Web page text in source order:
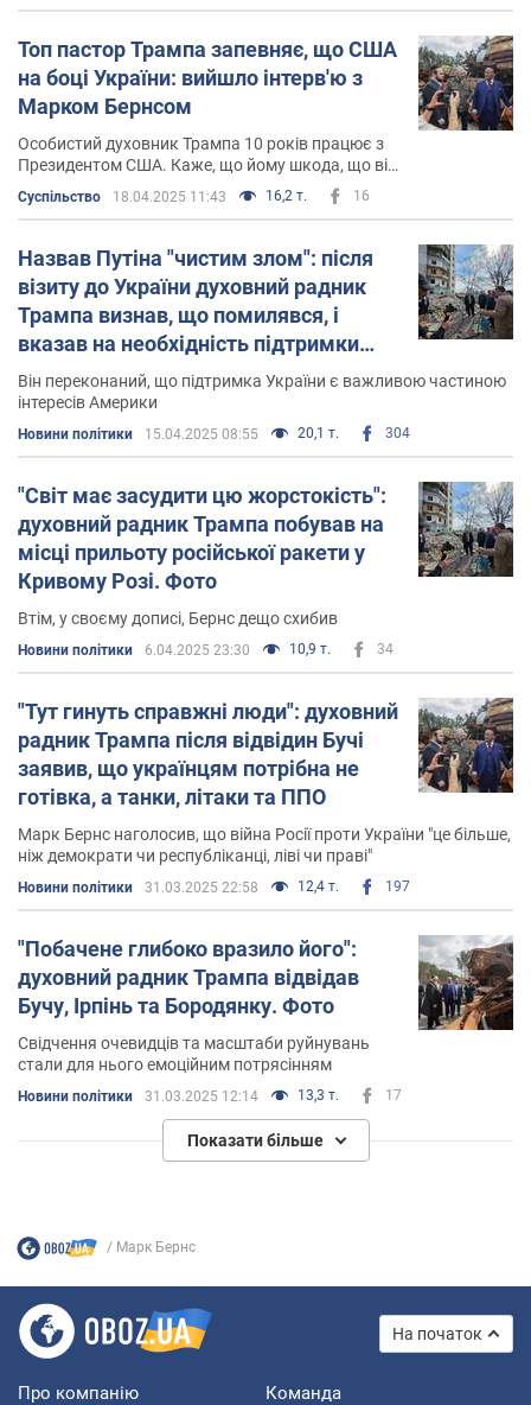
Топ пастор Трампа запевняє, що США
на боці України: вийшло інтерв'ю з
Марком Бернсом
Особистий духовник Трампа 10 років працює з
Президентом США. Каже, що йому шкода, що він
довгі роки перебував під впливом фейків про
Україну
Суспільство 18.04.2025 11:43 16,2 т. 16
Назвав Путіна "чистим злом": після
візиту до України духовний радник
Трампа визнав, що помилявся, і
вказав на необхідність підтримки
Києва
Він переконаний, що підтримка України є важливою частиною
інтересів Америки
Новини політики 15.04.2025 08:55 20,1 т. 304
"Світ має засудити цю жорстокість":
духовний радник Трампа побував на
місці прильоту російської ракети у
Кривому Розі. Фото
Втім, у своєму дописі, Бернс дещо схибив
Новини політики 6.04.2025 23:30 10,9 т. 34
"Тут гинуть справжні люди": духовний
радник Трампа після відвідин Бучі
заявив, що українцям потрібна не
готівка, а танки, літаки та ППО
Марк Бернс наголосив, що війна Росії проти України "це більше,
ніж демократи чи республіканці, ліві чи праві"
Новини політики 31.03.2025 22:58 12,4 т. 197
"Побачене глибоко вразило його":
духовний радник Трампа відвідав
Бучу, Ірпінь та Бородянку. Фото
Свідчення очевидців та масштаби руйнувань
стали для нього емоційним потрясінням
Новини політики 31.03.2025 12:14 13,3 т. 17
Показати більше
Марк Бернс
На початок
Про компанію Команда